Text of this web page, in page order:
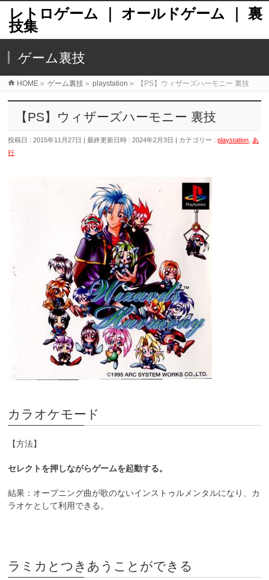
レトロゲーム ｜ オールドゲーム ｜ 裏
技集
ゲーム裏技
HOME » ゲーム裏技 » playstation » 【PS】ウィザーズハーモニー 裏技
【PS】ウィザーズハーモニー 裏技
投稿日 : 2015年11月27日 最終更新日時 : 2024年2月3日 カテゴリー :playstation あ
行
カラオケモード
【方法】
セレクトを押しながらゲームを起動する。
結果：オープニング曲が歌のないインストゥルメンタルになり、カ
ラオケとして利用できる。
ラミカとつきあうことができる